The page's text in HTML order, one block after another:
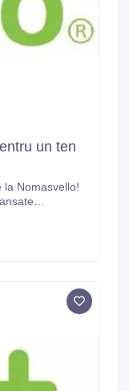
un ten
la Nomasvello!
și rejuvenarea
de vârf, ne